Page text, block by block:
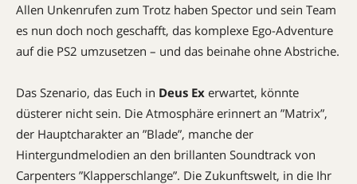
Allen Unkenrufen zum Trotz haben Spector und sein Team
es nun doch noch geschafft, das komplexe Ego-Adventure
auf die PS2 umzusetzen – und das beinahe ohne Abstriche.
Das Szenario, das Euch in Deus Ex erwartet, könnte
düsterer nicht sein. Die Atmosphäre erinnert an ”Matrix”,
der Hauptcharakter an ”Blade”, manche der
Hintergundmelodien an den brillanten Soundtrack von
Carpenters ”Klapperschlange”. Die Zukunftswelt, in die Ihr